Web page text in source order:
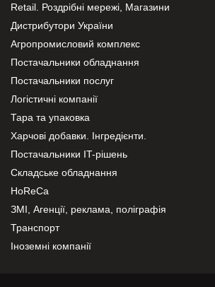
Retail. Роздрібні мережі, Магазини
Дистрибутори України
Агропромисловий комплекс
Постачальники обладнання
Постачальники послуг
Логістичні компанії
Тара та упаковка
Харчові добавки. Інгредієнти.
Постачальники IT-рішень
Складське обладнання
HoReCa
ЗМІ, Агенції, реклама, поліграфія
Транспорт
Іноземні компанії